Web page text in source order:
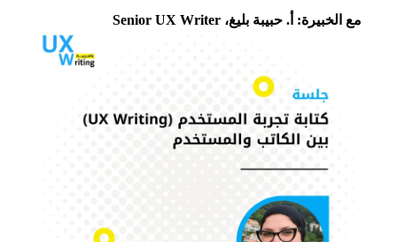
مع الخبيرة: أ. حبيبة بليغ، Senior UX Writer